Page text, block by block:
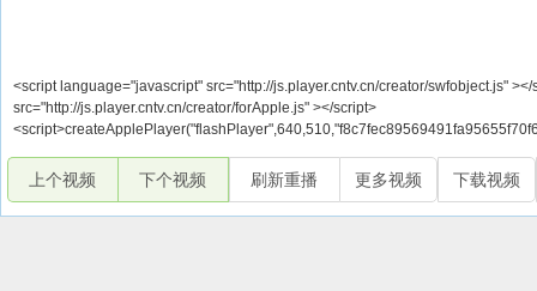
<script language="javascript" src="http://js.player.cntv.cn/creator/swfobject.js"
src="http://js.player.cntv.cn/creator/forApple.js" ></script>
上个视频 下个视频 刷新重播 更多视频 下载视频